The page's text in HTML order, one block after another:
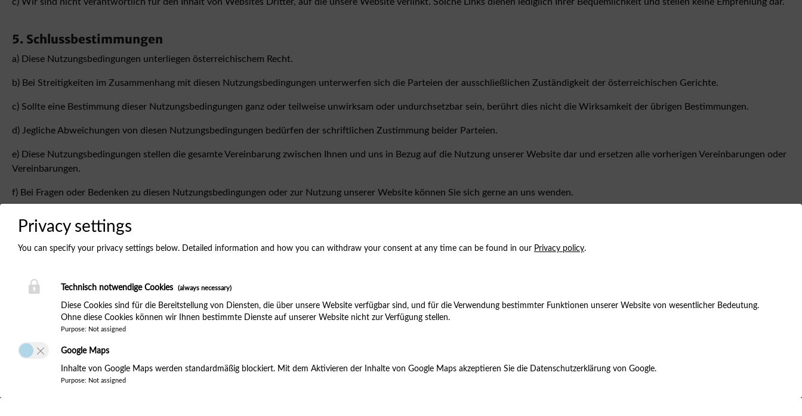
5. Schlussbestimmungen
a) Diese Nutzungsbedingungen unterliegen österreichischem Recht.
b) Bei Streitigkeiten im Zusammenhang mit diesen Nutzungsbedingungen unterwerfen sich die Parteien der ausschließlichen Zuständigkeit der österreichischen Gerichte.
c) Sollte eine Bestimmung dieser Nutzungsbedingungen ganz oder teilweise unwirksam oder undurchsetzbar sein, berührt dies nicht die Wirksamkeit der übrigen Bestimmungen.
d) Jegliche Abweichungen von diesen Nutzungsbedingungen bedürfen der schriftlichen Zustimmung beider Parteien.
e) Diese Nutzungsbedingungen stellen die gesamte Vereinbarung zwischen Ihnen und uns in Bezug auf die Nutzung unserer Website dar und ersetzen alle vorherigen Vereinbarungen oder
Vereinbarungen.
f) Bei Fragen oder Bedenken zu diesen Nutzungsbedingungen oder zur Nutzung unserer Website können Sie sich gerne an uns wenden.
Vielen Dank, dass Sie unsere Nutzungsbedingungen für die Website oeamtc-kaernten.at gelesen haben. Indem Sie unsere Website weiterhin nutzen, bestätigen Sie, dass Sie mit diesen
Bedingungen einverstanden sind.
Kärntner Automobil- und Touringclub (KATC oder ÖAMTC Kärnten)
Alois-Schader-Straße 11, 9020 Klagenfurt am Wörthersee
Telefon: +43 (0) 463 32523 97005
kaernten@oeamtc.at
Privacy settings
You can specify your privacy settings below. Detailed information and how you can withdraw your consent at any time can be found in our Privacy policy.
Technisch notwendige Cookies (always necessary)
Diese Cookies sind für die Bereitstellung von Diensten, die über unsere Website verfügbar sind, und für die Verwendung bestimmter Funktionen unserer Website von wesentlicher Bedeutung.
Ohne diese Cookies können wir Ihnen bestimmte Dienste auf unserer Website nicht zur Verfügung stellen.
Purpose: Not assigned
Google Maps
Inhalte von Google Maps werden standardmäßig blockiert. Mit dem Aktivieren der Inhalte von Google Maps akzeptieren Sie die Datenschutzerklärung von Google.
Purpose: Not assigned